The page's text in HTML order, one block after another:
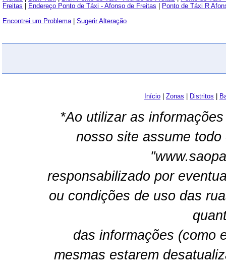
Freitas
Endereço Ponto de Táxi - Afonso de Freitas
Ponto de Táxi R
Encontrei um Problema| Sugerir Alteração
Início Zonas Distritos
*Ao utilizar as
nosso site assume
responsabilizado por
ou condições de uso das
das informações (como
mesmas estarem